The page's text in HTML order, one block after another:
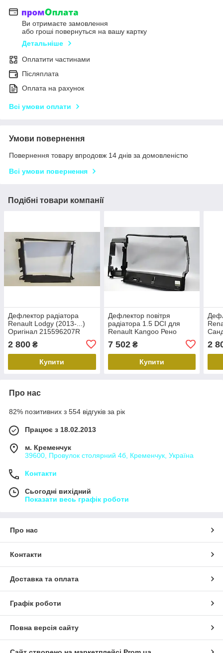
Ви отримаєте замовлення
або гроші повернуться на вашу картку
Детальніше
Оплатити частинами
Післяплата
Оплата на рахунок
Всі умови оплати
Умови повернення
Повернення товару впродовж 14 днів за домовленістю
Всі умови повернення
Подібні товари компанії
Дефлектор радіатора
Renault Lodgy (2013-...)
Оригінал 215596207R
2 800 ₴
Купити
Дефлектор повітря
радіатора 1.5 DCI для
Renault Kangoo Рено
215542358R Оригінал
новий
7 502₴
Купити
2
Про нас
82% позитивних з 554 відгуків за рік
Працює з 18.02.2013
м. Кременчук
39600, Провулок столярний 4б, Кременчук, Україна
Контакти
Сьогодні вихідний
Показати весь графік роботи
Про нас
Контакти
Доставка та оплата
Графік роботи
Повна версія сайту